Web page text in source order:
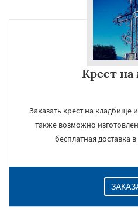
Крест
Заказать крест на кладбище
также возможно
бесплатная доставка